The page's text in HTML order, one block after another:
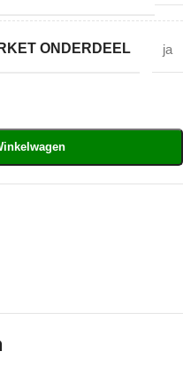
ONDERDEEL ja